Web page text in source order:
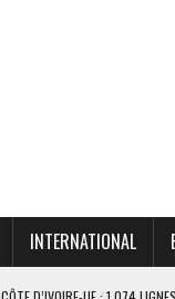
INTERNATIONAL